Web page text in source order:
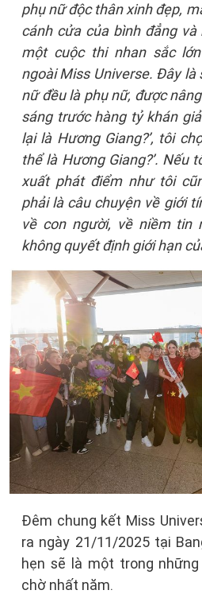
phụ nữ độc thân xinh đẹp,
cánh cửa của bình đẳng
một cuộc thi nhan sắc
ngoài Miss Universe. Đây là
nữ đều là phụ nữ, được
sáng trước hàng tỷ khán
lại là Hương Giang?’, tôi
thể là Hương Giang?’. Nếu
xuất phát điểm như tôi
phải là câu chuyện về giới
về con người, về niềm tin
không quyết định giới hạn
Đêm chung kết Miss
ra ngày 21/11/2025 tại
hẹn sẽ là một trong
chờ nhất năm.